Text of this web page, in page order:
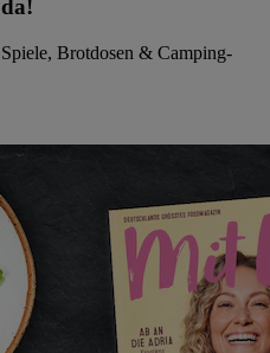
Brotdosen & Camping-